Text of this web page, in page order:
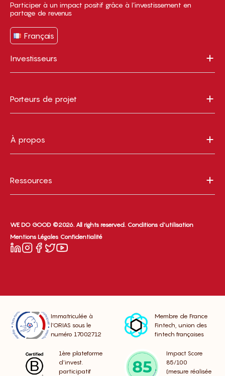
Participer à un impact positif grâce à l’investissement en
partage de revenus
Français
Investisseurs
Porteurs de projet
À propos
Ressources
WE DO GOOD ©2026. All rights reserved. Conditions d’utilisation
Mentions Légales Confidentialité
Immatriculée à
l’ORIAS sous le
numéro 17002712
Membre de France
Fintech, union des
fintech françaises
1ère plateforme
d’invest.
participatif
Impact Score
85/100
(mesure réalisée